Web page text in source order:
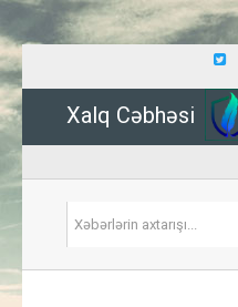
Xalq Cəbhəsi